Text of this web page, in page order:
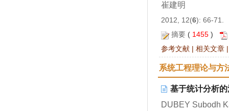
崔建明
2012, 12(6): 66-71.
摘要 ( 1455)
参考文献 |相关文章
系统工程理论与方
基于统计分析
DUBEY Subodh